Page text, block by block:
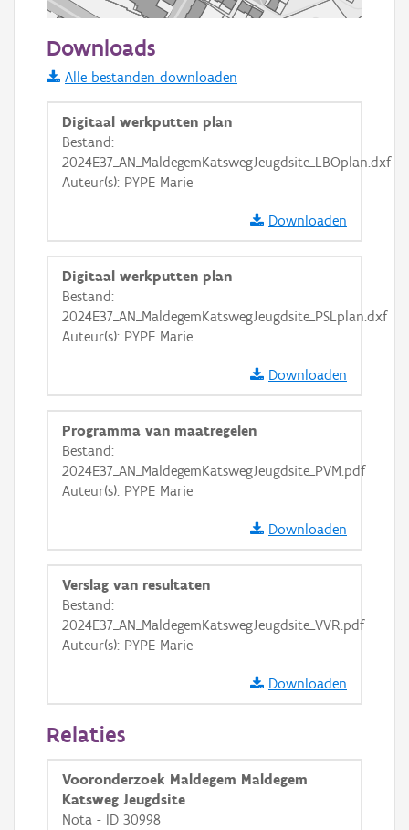
Informatie Vlaanderen
i
+ −
Basis Lagen
OSM-Basiskaart
GRB-Basiskaart
GRB-Basiskaart in grijswaarden
Downloads
Alle bestanden downloaden
Digitaal werkputten plan
Bestand:
2024E37_AN_MaldegemKatswegJeugdsite_LBOplan.dxf
Auteur(s): PYPE Marie
Downloaden
Digitaal werkputten plan
Bestand:
2024E37_AN_MaldegemKatswegJeugdsite_PSLplan.dxf
Auteur(s): PYPE Marie
Downloaden
Programma van maatregelen
Bestand:
2024E37_AN_MaldegemKatswegJeugdsite_PVM.pdf
Auteur(s): PYPE Marie
Downloaden
Verslag van resultaten
Bestand:
2024E37_AN_MaldegemKatswegJeugdsite_VVR.pdf
Auteur(s): PYPE Marie
Downloaden
Relaties
Vooronderzoek Maldegem Maldegem
Katsweg Jeugdsite
Nota - ID 30998